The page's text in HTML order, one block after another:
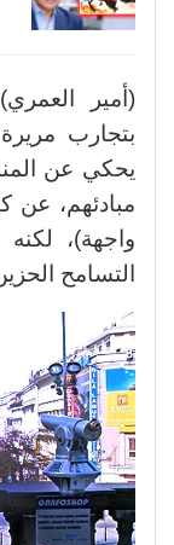
(أمير
بتجارب
يحكي عن
مبادئهم، عن
واجهة)،
التسامح